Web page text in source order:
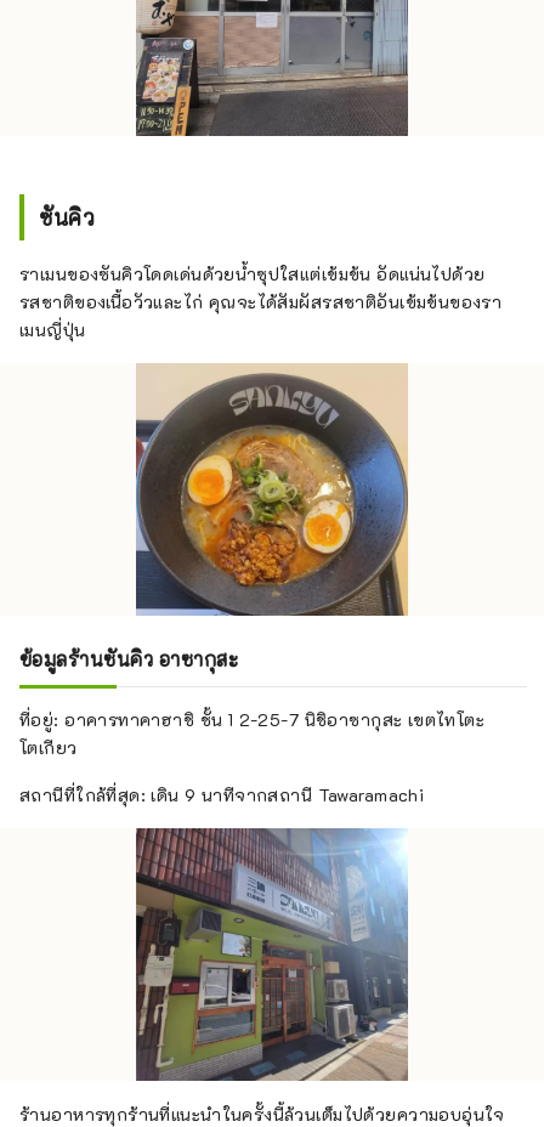
ซันคิว
ราเมนของซันคิวโดดเด่นด้วยน้ำซุปใสแต่เข้มข้น อัดแน่นไปด้วย
รสชาติของเนื้อวัวและไก่ คุณจะได้สัมผัสรสชาติอันเข้มข้นของรา
เมนญี่ปุ่น
ข้อมูลร้านซันคิว อาซากุสะ
ที่อยู่: อาคารทาคาฮาชิ ชั้น 1 2-25-7 นิชิอาซากุสะ เขตไทโตะ
โตเกียว
สถานีที่ใกล้ที่สุด: เดิน 9 นาทีจากสถานี Tawaramachi
ร้านอาหารทุกร้านที่แนะนำในครั้งนี้ล้วนเต็มไปด้วยความอบอุ่นใจ